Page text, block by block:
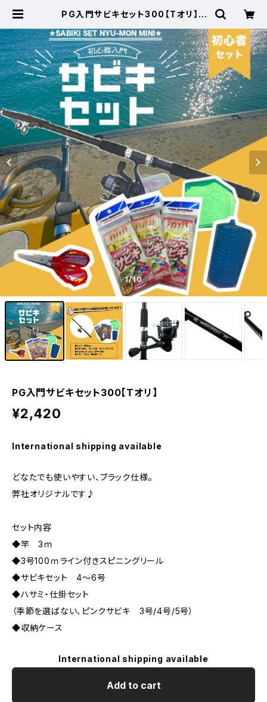
PG入門サビキセット300【Tオリ】 |
1/10
PG入門サビキセット300【Tオリ】
¥2,420
International shipping available
どなたでも使いやすい、ブラック仕様。
弊社オリジナルです♪
セット内容
◆竿 3ｍ
◆3号100ｍライン付きスピニングリール
◆サビキセット 4〜6号
◆ハサミ・仕掛セット
（季節を選ばない、ピンクサビキ 3号/4号/5号）
◆収納ケース
International shipping available
Add to cart